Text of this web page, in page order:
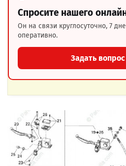
Спросите нашего
Он на связи круглосуточно, 7
оперативно.
Задать